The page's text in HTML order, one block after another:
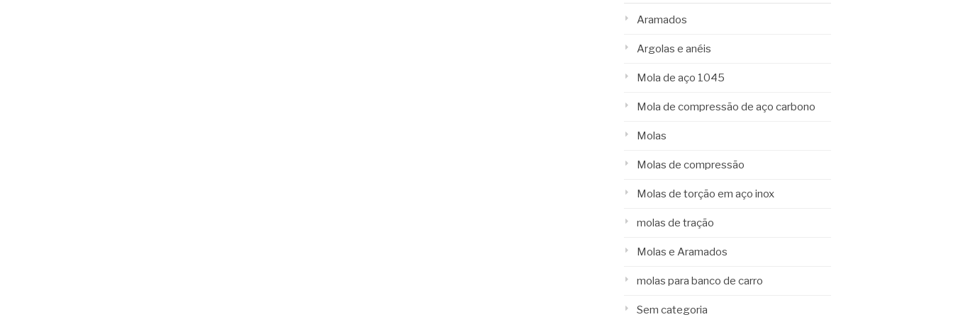
Aramados
Argolas e anéis
Mola de aço 1045
Mola de compressão de aço carbono
Molas
Molas de compressão
Molas de torção em aço inox
molas de tração
Molas e Aramados
molas para banco de carro
Sem categoria